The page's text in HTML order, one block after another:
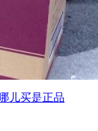
儿买是正品